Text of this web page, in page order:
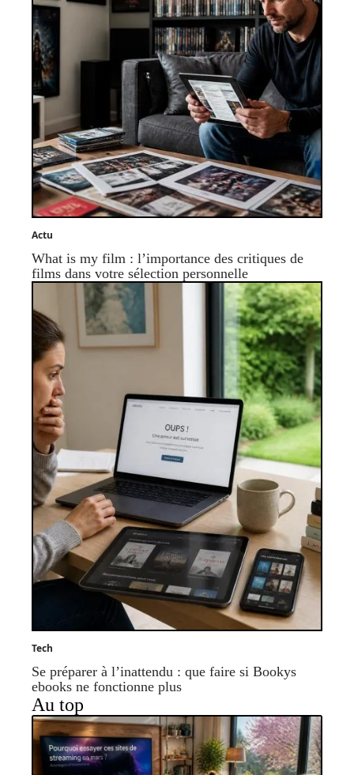
Actu
What is my film : l’importance des critiques de
films dans votre sélection personnelle
Tech
Se préparer à l’inattendu : que faire si Bookys
ebooks ne fonctionne plus
Au top